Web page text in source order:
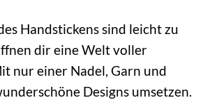
Handstickens sind leicht zu
dir eine Welt voller
nur einer Nadel, Garn und
Designs umsetzen.